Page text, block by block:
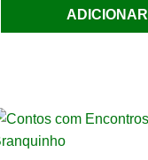
ADICIONAR